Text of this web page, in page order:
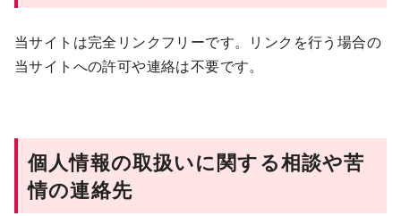
当サイトは完全リンクフリーです。リンクを行う場合の
当サイトへの許可や連絡は不要です。
個人情報の取扱いに関する相談や苦
情の連絡先